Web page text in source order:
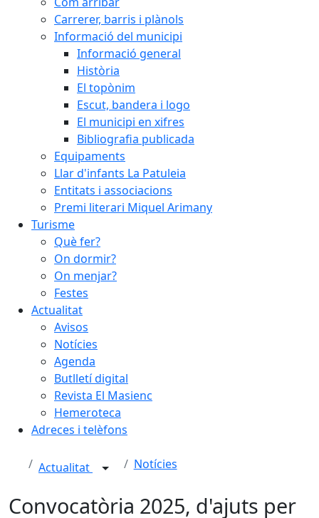
Carrerer, barris i plànols
Informació del municipi
Informació general
Història
El topònim
Escut, bandera i logo
El municipi en xifres
Bibliografia publicada
Equipaments
Llar d'infants La Patuleia
Entitats i associacions
Premi literari Miquel Arimany
Turisme
Què fer?
On dormir?
On menjar?
Festes
Actualitat
Avisos
Notícies
Agenda
Butlletí digital
Revista El Masienc
Hemeroteca
Adreces i telèfons
Actualitat Notícies
Convocatòria 2025, d'ajuts per